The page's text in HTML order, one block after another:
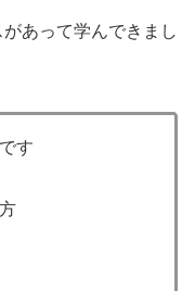
あって学んできまし
す